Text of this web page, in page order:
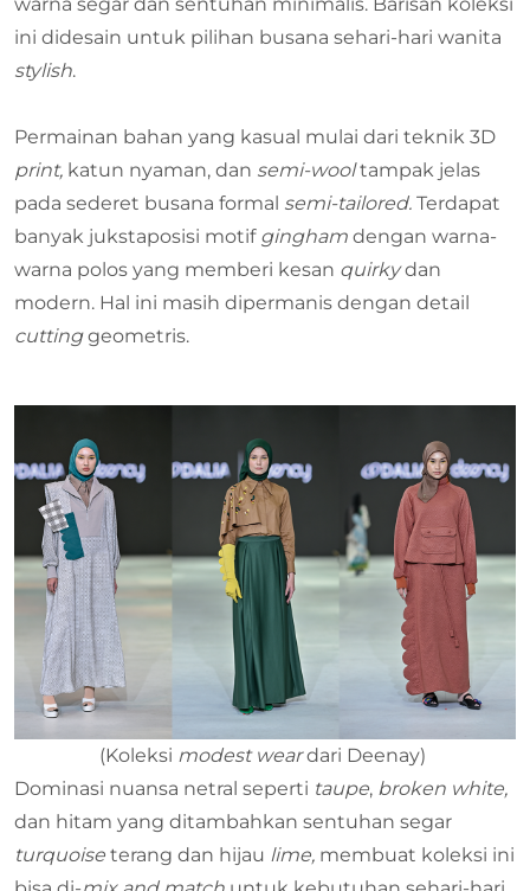
ini didesain untuk pilihan busana sehari-hari wanita
stylish.
Permainan bahan yang kasual mulai dari teknik 3D
print, katun nyaman, dan semi-wooltampak jelas
pada sederet busana formal semi-tailored. Terdapat
banyak jukstaposisi motif gingham dengan warna-
warna polos yang memberi kesan quirkydan
modern. Hal ini masih dipermanis dengan detail
cuttinggeometris.
(Koleksi modest weardari Deenay)
Dominasi nuansa netral seperti taupe, broken white,
dan hitam yang ditambahkan sentuhan segar
turquoise terang dan hijau lime, membuat koleksi ini